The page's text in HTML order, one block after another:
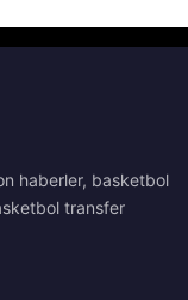
haberler, basketbol
transfer